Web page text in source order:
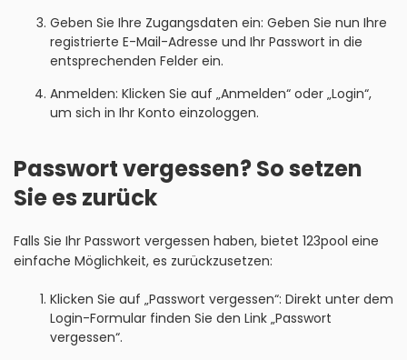
Geben Sie Ihre Zugangsdaten ein: Geben Sie nun Ihre
registrierte E-Mail-Adresse und Ihr Passwort in die
entsprechenden Felder ein.
Anmelden: Klicken Sie auf „Anmelden“ oder „Login“,
um sich in Ihr Konto einzologgen.
Passwort vergessen? So setzen
Sie es zurück
Falls Sie Ihr Passwort vergessen haben, bietet 123pool eine
einfache Möglichkeit, es zurückzusetzen:
Klicken Sie auf „Passwort vergessen“: Direkt unter dem
Login-Formular finden Sie den Link „Passwort
vergessen“.